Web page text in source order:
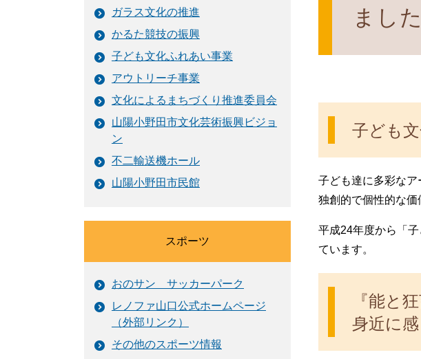
ました
子ども
子ども達に多彩な
独創的で個性的な
平成24年度から「
ています。
『能と
身近に
ガラス文化の推進
かるた競技の振興
子ども文化ふれあい事業
アウトリーチ事業
文化によるまちづくり推進委員会
山陽小野田市文化芸術振興ビジョ
ン
不二輸送機ホール
山陽小野田市民館
スポーツ
おのサン サッカーパーク
レノファ山口公式ホームページ
（外部リンク）
その他のスポーツ情報